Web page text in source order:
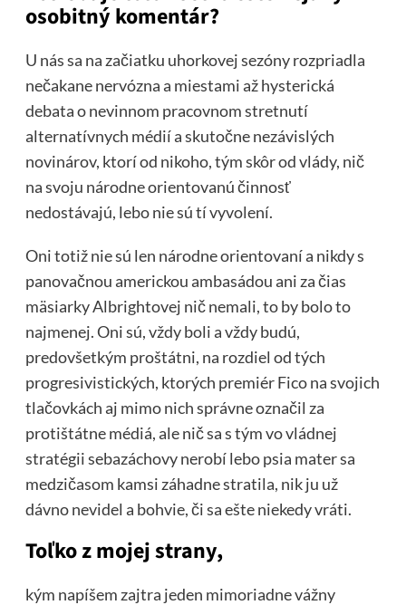
osobitný komentár?
U nás sa na začiatku uhorkovej sezóny rozpriadla
nečakane nervózna a miestami až hysterická
debata o nevinnom pracovnom stretnutí
alternatívnych médií a skutočne nezávislých
novinárov, ktorí od nikoho, tým skôr od vlády, nič
na svoju národne orientovanú činnosť
nedostávajú, lebo nie sú tí vyvolení.
Oni totiž nie sú len národne orientovaní a nikdy s
panovačnou americkou ambasádou ani za čias
mäsiarky Albrightovej nič nemali, to by bolo to
najmenej. Oni sú, vždy boli a vždy budú,
predovšetkým proštátni, na rozdiel od tých
progresivistických, ktorých premiér Fico na svojich
tlačovkách aj mimo nich správne označil za
protištátne médiá, ale nič sa s tým vo vládnej
stratégii sebazáchovy nerobí lebo psia mater sa
medzičasom kamsi záhadne stratila, nik ju už
dávno nevidel a bohvie, či sa ešte niekedy vráti.
Toľko z mojej strany,
kým napíšem zajtra jeden mimoriadne vážny